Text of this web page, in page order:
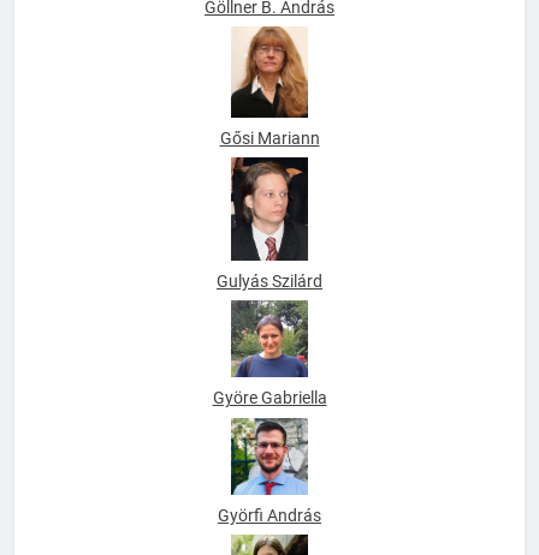
Göllner B. András
Gősi Mariann
Gulyás Szilárd
Györe Gabriella
Györfi András